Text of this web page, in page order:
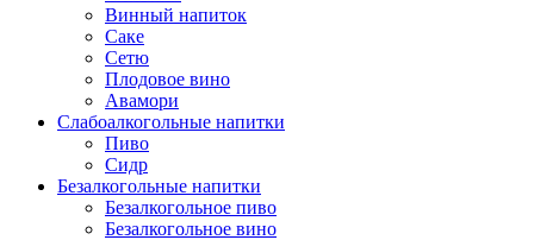
Винный напиток
Саке
Сетю
Плодовое вино
Авамори
Слабоалкогольные напитки
Пиво
Сидр
Безалкогольные напитки
Безалкогольное пиво
Безалкогольное вино